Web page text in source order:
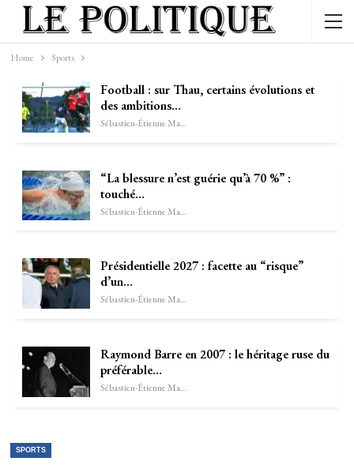
Home Sports
Football : sur Thau, certains évolutions et
des ambitions…
Sébastien-Étienne Marechal
“La blessure n’est guérie qu’à 70 %” :
touché…
Sébastien-Étienne Marechal
Présidentielle 2027 : facette au “risque”
d’un…
Sébastien-Étienne Marechal
Raymond Barre en 2007 : le héritage ruse du
préférable…
Sébastien-Étienne Marechal
SPORTS